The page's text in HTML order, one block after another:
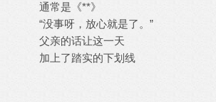
通常是《**》
“没事呀，放心就是了。”
父亲的话让这一天
加上了踏实的下划线